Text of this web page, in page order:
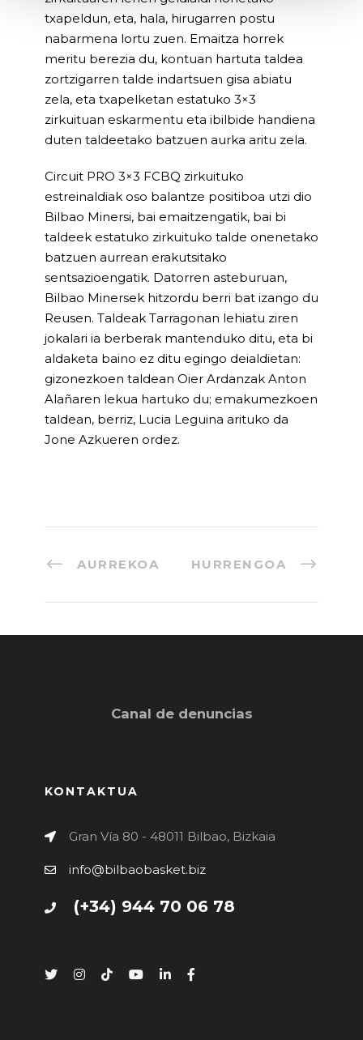
txapeldun, eta, hala, hirugarren postu
nabarmena lortu zuen. Emaitza horrek
meritu berezia du, kontuan hartuta taldea
zortzigarren talde indartsuen gisa abiatu
zela, eta txapelketan estatuko 3×3
zirkuituan eskarmentu eta ibilbide handiena
duten taldeetako batzuen aurka aritu zela.
Circuit PRO 3×3 FCBQ zirkuituko
estreinaldiak oso balantze positiboa utzi dio
Bilbao Minersi, bai emaitzengatik, bai bi
taldeek estatuko zirkuituko talde onenetako
batzuen aurrean erakutsitako
sentsazioengatik. Datorren asteburuan,
Bilbao Minersek hitzordu berri bat izango du
Reusen. Taldeak Tarragonan lehiatu ziren
jokalari ia berberak mantenduko ditu, eta bi
aldaketa baino ez ditu egingo deialdietan:
gizonezkoen taldean Oier Ardanzak Anton
Alañaren lekua hartuko du; emakumezkoen
taldean, berriz, Lucia Leguina arituko da
Jone Azkueren ordez.
AURREKOA HURRENGOA
Canal de denuncias
KONTAKTUA
Gran Vía 80 - 48011 Bilbao, Bizkaia
info@bilbaobasket.biz
(+34) 944 70 06 78